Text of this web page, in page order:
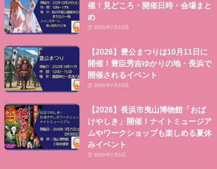
催！見どころ・開催日時・会場まと
め
2026年7月10日
【2026】豊公まつりは10月11日に
開催！豊臣秀吉ゆかりの地・長浜で
開催されるイベント
2026年7月10日
【2026】長浜市曳山博物館「おば
けやしき」開催！ナイトミュージア
ムやワークショップも楽しめる夏休
みイベント
2026年7月9日